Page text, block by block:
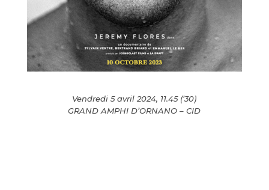
Vendredi 5 avril 2024, 11.45 (’30)
GRAND AMPHI D’ORNANO – CID